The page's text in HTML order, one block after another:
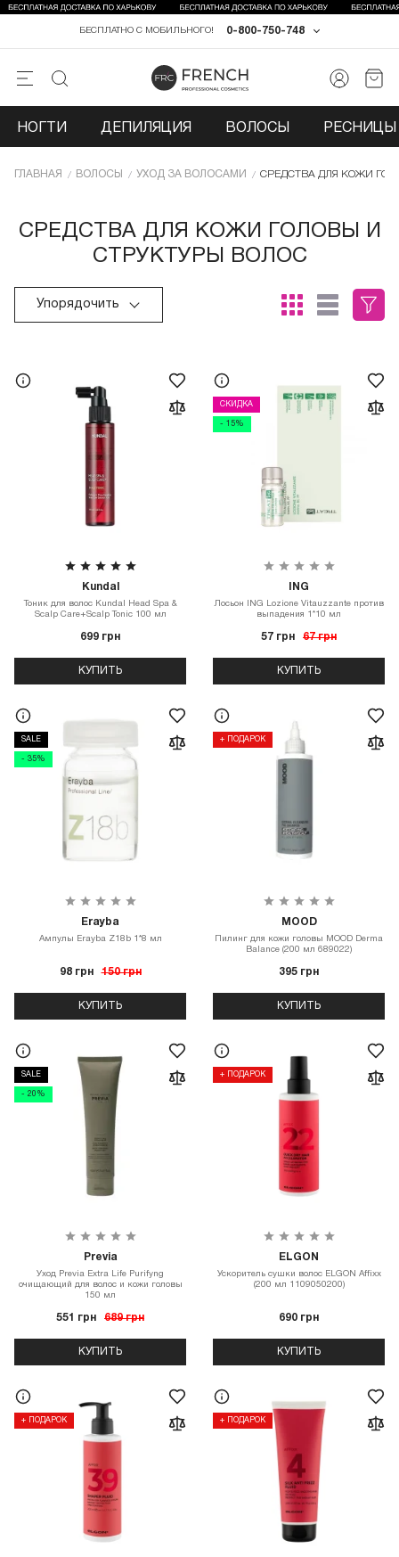
0-800-750-748
БЕСПЛАТНО С МОБИЛЬНОГО!
НОГТИ ДЕПИЛЯЦИЯ ВОЛОСЫ РЕСНИЦЫ
ГЛАВНАЯ ВОЛОСЫ УХОД ЗА ВОЛОСАМИ СРЕДСТВА ДЛЯ КОЖИ
СРЕДСТВА ДЛЯ КОЖИ ГОЛОВЫ И
СТРУКТУРЫ ВОЛОС
Упорядочить
Kundal
Тоник для волос Kundal Head Spa &
Scalp Care+Scalp Tonic 100 мл
699 грн
КУПИТЬ
СКИДКА
- 15%
ING
Лосьон ING Lozione Vitauzzante против
выпадения 1*10 мл
57 грн 67 грн
КУПИТЬ
SALE
- 35%
Erayba
Ампулы Erayba Z18b 1*8 мл
98 грн 150 грн
КУПИТЬ
+ ПОДАРОК
MOOD
Пилинг для кожи головы MOOD Derma
Balance (200 мл 689022)
395 грн
КУПИТЬ
SALE
- 20%
Previa
Уход Previa Extra Life Purifyng
очищающий для волос и кожи головы
150 мл
551 грн 689 грн
КУПИТЬ
+ ПОДАРОК
ELGON
Ускоритель сушки волос ELGON Affixx
(200 мл 1109050200)
690 грн
КУПИТЬ
+ ПОДАРОК + ПОДАРОК